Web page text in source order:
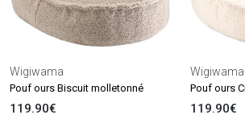
Wigiwama
Pouf ours Biscuit molletonné
119.90€
Wigiwama
Pouf ours
119.90€